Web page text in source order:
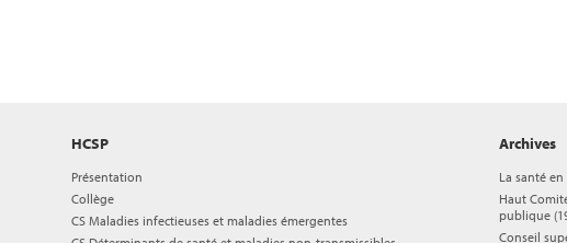
HCSP
Présentation
Collège
CS Maladies infectieuses et maladies émergentes
Archives
La santé en
Haut
publique
Conseil